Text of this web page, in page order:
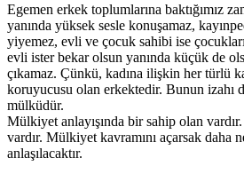
Egemen erkek toplumlarına baktığımız
yanında yüksek sesle konuşamaz,
yiyemez, evli ve çocuk sahibi ise
evli ister bekar olsun yanında küçük de
çıkamaz. Çünkü, kadına ilişkin her türlü
koruyucusu olan erkektedir. Bunun izahı
mülküdür.
Mülkiyet anlayışında bir sahip olan
vardır. Mülkiyet kavramını açarsak daha
anlaşılacaktır.